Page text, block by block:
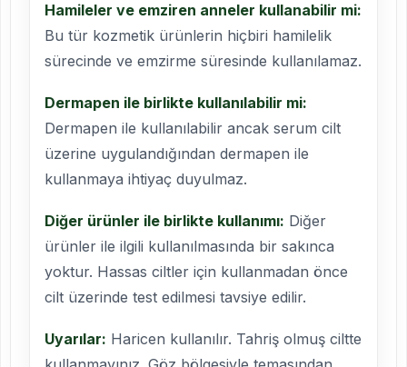
Hamileler ve emziren anneler kullanabilir mi:
Bu tür kozmetik ürünlerin hiçbiri hamilelik
sürecinde ve emzirme süresinde kullanılamaz.
Dermapen ile birlikte kullanılabilir mi:
Dermapen ile kullanılabilir ancak serum cilt
üzerine uygulandığından dermapen ile
kullanmaya ihtiyaç duyulmaz.
Diğer ürünler ile birlikte kullanımı: Diğer
ürünler ile ilgili kullanılmasında bir sakınca
yoktur. Hassas ciltler için kullanmadan önce
cilt üzerinde test edilmesi tavsiye edilir.
Uyarılar: Haricen kullanılır. Tahriş olmuş ciltte